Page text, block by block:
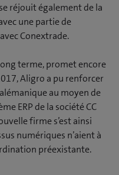
réjouit également de la
une partie de
Conextrade.
terme, promet encore
Aligro a pu renforcer
au moyen de
ERP de la société CC
firme s’est ainsi
numériques n’aient à
préexistante.